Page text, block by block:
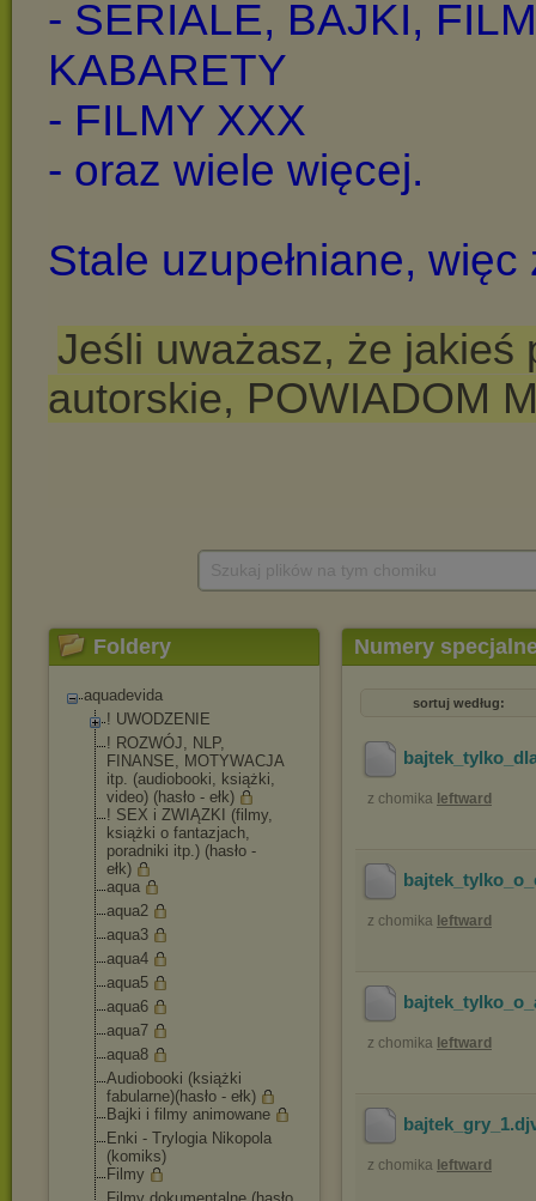
Foldery
aquadevida
! UWODZENIE
! ROZWÓJ, NLP,
FINANSE, MOTYWACJA
itp. (audiobooki, książki,
video) (hasło - ełk)
! SEX i ZWIĄZKI (filmy,
książki o fantazjach,
poradniki itp.) (hasło -
ełk)
aqua
aqua2
aqua3
aqua4
aqua5
aqua6
aqua7
aqua8
Audiobooki (książki
fabularne)(hasło - ełk)
Bajki i filmy animowane
Enki - Trylogia Nikopola
(komiks)
Filmy
Numery
sortuj według:
z chomika leftward
z chomika leftward
z chomika leftward
bajtek_gry_1
z chomika leftward